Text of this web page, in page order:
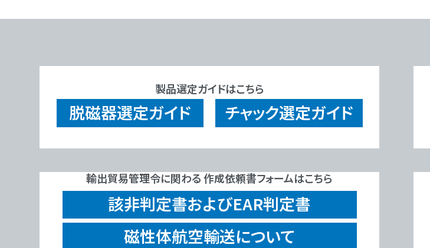
製品選定ガイドはこちら
脱磁器選定ガイド チャック選定ガイド
輸出貿易管理令に関わる 作成依頼書フォームはこちら
該非判定書およびEAR判定書
磁性体航空輸送について